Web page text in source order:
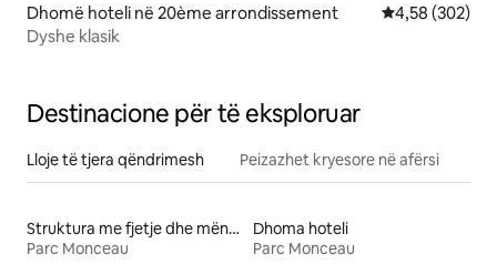
Dhomë hoteli në 20ème arrondissement Vlerësimi
4,58 (302)
Dyshe klasik
Destinacione për të eksploruar
Lloje të tjera qëndrimesh Peizazhet kryesore në afërsi
Struktura me fjetje dhe mëngjes
Parc Monceau
Dhoma hoteli
Parc Monceau